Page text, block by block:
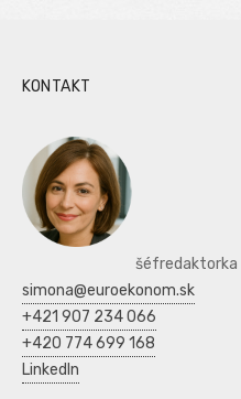
KONTAKT
šéfredaktorka
simona@euroekonom.sk
+421 907 234 066
+420 774 699 168
LinkedIn